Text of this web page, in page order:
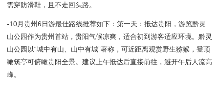
需穿防滑鞋，且不走回头路。
-10月贵州6日游最佳路线推荐如下：第一天：抵达贵阳，游览黔灵
山公园作为贵州首站，贵阳气候凉爽，适合初到游客适应环境。黔灵
山公园以“城中有山、山中有城”著称，可近距离观赏野生猕猴，登顶
瞰筑亭可俯瞰贵阳全景。建议上午抵达后直接前往，避开午后人流高
峰。